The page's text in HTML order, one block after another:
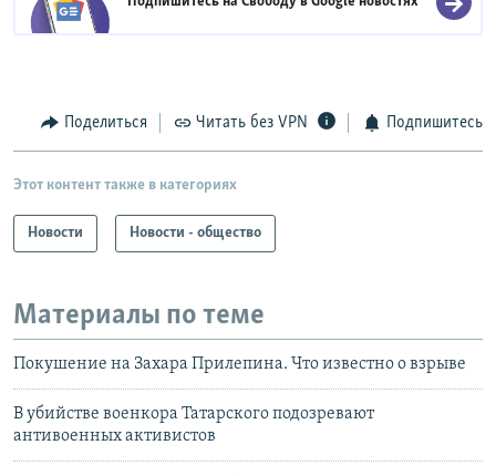
Поделиться Читать без VPN Подпишитесь
Этот контент также в категориях
Новости Новости - общество
Материалы по теме
Покушение на Захара Прилепина. Что известно о взрыве
В убийстве военкора Татарского подозревают
антивоенных активистов